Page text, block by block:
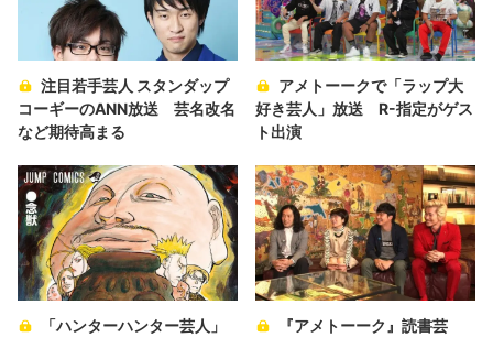
注目若手芸人 スタンダップ
コーギーのANN放送 芸名改名
など期待高まる
アメトーークで「ラップ大
好き芸人」放送 R-指定がゲス
ト出演
「ハンターハンター芸人」
『アメトーーク』読書芸